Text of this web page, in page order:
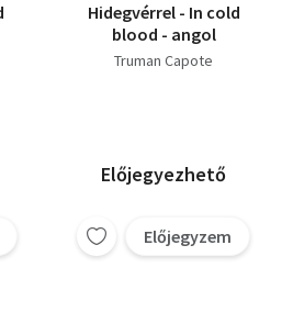
Hidegvérrel - In cold
blood - angol
Truman Capote
Előjegyezhető
Előjegyzem